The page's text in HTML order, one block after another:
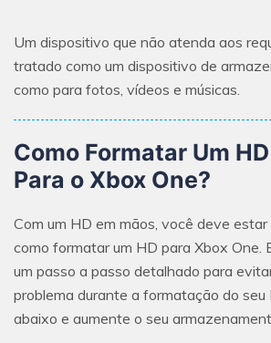
Um dispositivo que não atenda aos
tratado como um dispositivo de
como para fotos, vídeos e músicas.
Como Formatar Um
Para o Xbox One?
Com um HD em mãos, você deve
como formatar um HD para Xbox One.
um passo a passo detalhado para
problema durante a formatação do seu
abaixo e aumente o seu